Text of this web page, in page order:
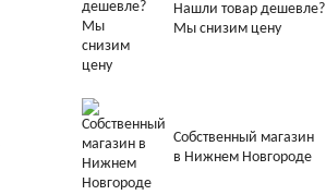
Нашли товар дешевле?
Мы снизим цену
Собственный магазин
в Нижнем Новгороде